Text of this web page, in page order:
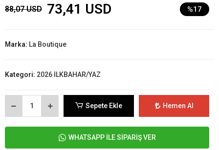
88,07 USD 73,41 USD %17
Marka: La Boutique
Kategori: 2026 İLKBAHAR/YAZ
Sepete Ekle Hemen Al
WHATSAPP İLE SİPARİŞ VER